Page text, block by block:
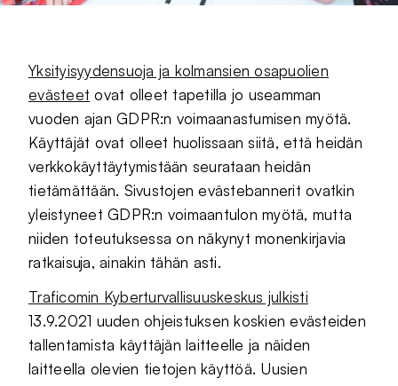
Yksityisyydensuoja ja kolmansien osapuolien
evästeet ovat olleet tapetilla jo useamman
vuoden ajan GDPR:n voimaanastumisen myötä.
Käyttäjät ovat olleet huolissaan siitä, että heidän
verkkokäyttäytymistään seurataan heidän
tietämättään. Sivustojen evästebannerit ovatkin
yleistyneet GDPR:n voimaantulon myötä, mutta
niiden toteutuksessa on näkynyt monenkirjavia
ratkaisuja, ainakin tähän asti.
Traficomin Kyberturvallisuuskeskus julkisti
13.9.2021 uuden ohjeistuksen koskien evästeiden
tallentamista käyttäjän laitteelle ja näiden
laitteella olevien tietojen käyttöä. Uusien